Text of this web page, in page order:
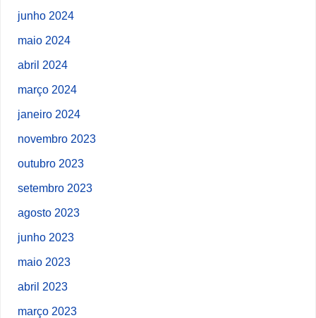
junho 2024
maio 2024
abril 2024
março 2024
janeiro 2024
novembro 2023
outubro 2023
setembro 2023
agosto 2023
junho 2023
maio 2023
abril 2023
março 2023